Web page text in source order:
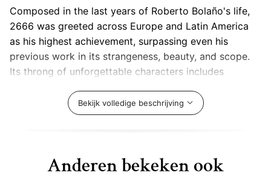
Composed in the last years of Roberto Bolaño's life,
2666 was greeted across Europe and Latin America
as his highest achievement, surpassing even his
previous work in its strangeness, beauty, and scope.
Its throng of unforgettable characters includes
elusive German novelist, and a teenage student and
her widowed, mentally unstable father. Their lives
young factory workers, in the novel as in life, have
Bekijk volledige beschrijving
Anderen bekeken ook